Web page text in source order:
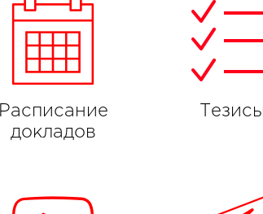
Расписание
докладов
Тезисы